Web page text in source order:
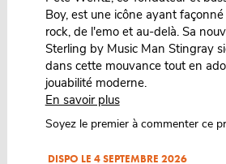
Boy, est une icône ayant
rock, de l'emo et au-delà. Sa
Sterling by Music Man Stingray
dans cette mouvance tout en
jouabilité moderne.
En savoir plus
Soyez le premier à commenter ce
DISPO LE 4 SEPTEMBRE 2026